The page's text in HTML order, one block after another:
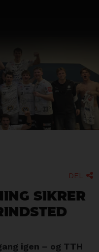
DEL 
sikrer
igen – og TTH